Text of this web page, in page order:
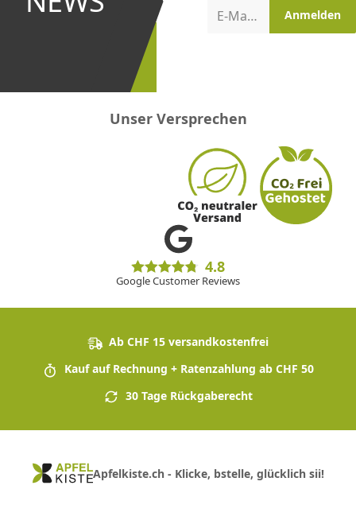
Aktionen
E-Mail-Adresse Anmelden
Unser Versprechen
4.8
Google Customer Reviews
Ab CHF 15 versandkostenfrei
Kauf auf Rechnung + Ratenzahlung ab CHF 50
30 Tage Rückgaberecht
Apfelkiste.ch - Klicke, bstelle, glücklich sii!